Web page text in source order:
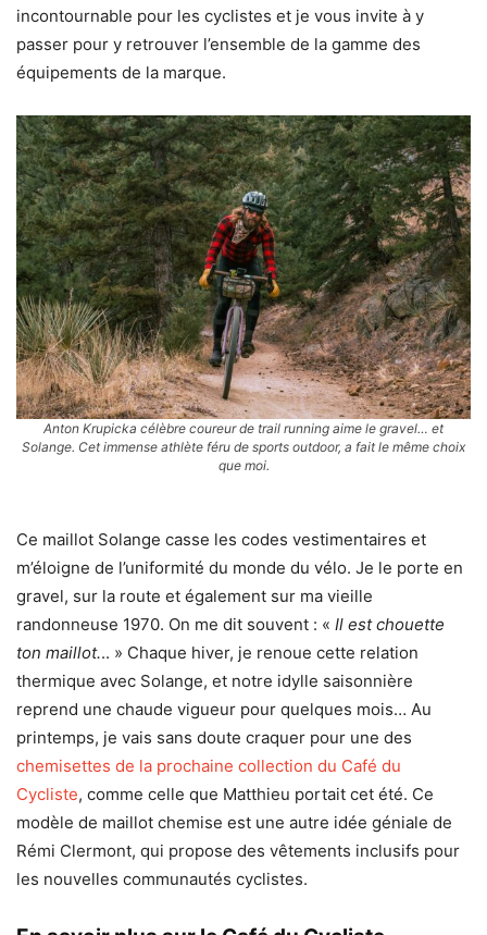
incontournable pour les cyclistes et je vous invite à y
passer pour y retrouver l’ensemble de la gamme des
équipements de la marque.
Anton Krupicka célèbre coureur de trail running aime le gravel… et
Solange. Cet immense athlète féru de sports outdoor, a fait le même choix
que moi.
Ce maillot Solange casse les codes vestimentaires et
m’éloigne de l’uniformité du monde du vélo. Je le porte en
gravel, sur la route et également sur ma vieille
randonneuse 1970. On me dit souvent : « Il est chouette
ton maillot... » Chaque hiver, je renoue cette relation
thermique avec Solange, et notre idylle saisonnière
reprend une chaude vigueur pour quelques mois… Au
printemps, je vais sans doute craquer pour une des
chemisettes de la prochaine collection du Café du
Cycliste, comme celle que Matthieu portait cet été. Ce
modèle de maillot chemise est une autre idée géniale de
Rémi Clermont, qui propose des vêtements inclusifs pour
les nouvelles communautés cyclistes.